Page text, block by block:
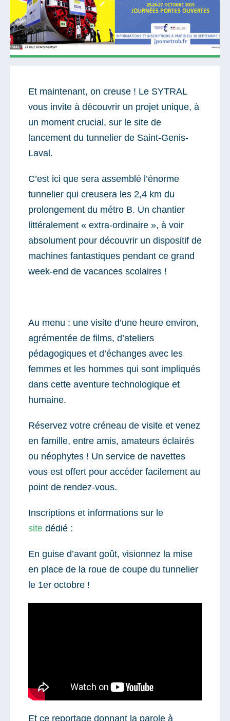
Il y a un commentaire sur cet article
Ajoutez le vôtre
Et maintenant, on creuse ! Le SYTRAL
vous invite à découvrir un projet unique, à
un moment crucial, sur le site de
lancement du tunnelier de Saint-Genis-
Laval.
C’est ici que sera assemblé l’énorme
tunnelier qui creusera les 2,4 km du
prolongement du métro B. Un chantier
littéralement « extra-ordinaire », à voir
absolument pour découvrir un dispositif de
machines fantastiques pendant ce grand
week-end de vacances scolaires !
Au menu : une visite d’une heure environ,
agrémentée de films, d’ateliers
pédagogiques et d’échanges avec les
femmes et les hommes qui sont impliqués
dans cette aventure technologique et
humaine.
Réservez votre créneau de visite et venez
en famille, entre amis, amateurs éclairés
ou néophytes ! Un service de navettes
vous est offert pour accéder facilement au
point de rendez-vous.
Inscriptions et informations sur le
site dédié :
En guise d’avant goût, visionnez la mise
en place de la roue de coupe du tunnelier
le 1er octobre !
Et ce reportage donnant la parole à